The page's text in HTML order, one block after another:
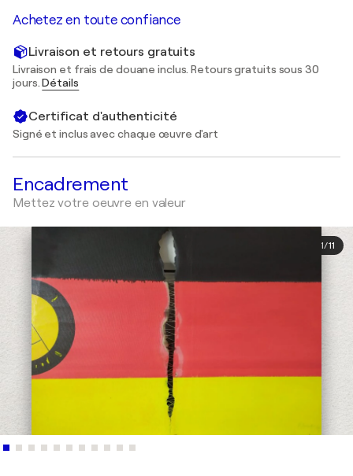
Achetez en toute confiance
Livraison et retours gratuits
Livraison et frais de douane inclus. Retours gratuits sous 30
jours.Détails
Certificat d'authenticité
Signé et inclus avec chaque œuvre d'art
Encadrement
Mettez votre oeuvre en valeur
1/11